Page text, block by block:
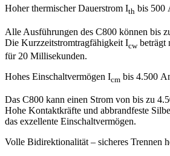
Hoher thermischer Dauerstrom Ith bis 500
Alle Ausführungen des C800 können bis
Die Kurzzeitstromtragfähigkeit Icwbeträgt
für 20 Millisekunden.
Hohes Einschaltvermögen Icm bis 4.500
Das C800 kann einen Strom von bis zu
Hohe Kontaktkräfte und abbrandfeste
das exzellente Einschaltvermögen.
Volle Bidirektionalität – sicheres Trennen